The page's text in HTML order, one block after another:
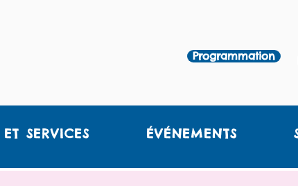
Programmation
SERVICES ÉVÉNEMENTS